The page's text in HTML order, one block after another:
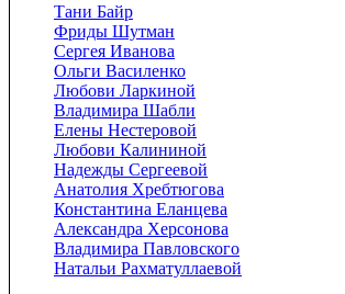
Тани Байр
Фриды Шутман
Сергея Иванова
Ольги Василенко
Любови Ларкиной
Владимира Шабли
Елены Нестеровой
Любови Калининой
Надежды Сергеевой
Анатолия Хребтюгова
Константина Еланцева
Александра Херсонова
Владимира Павловского
Натальи Рахматуллаевой